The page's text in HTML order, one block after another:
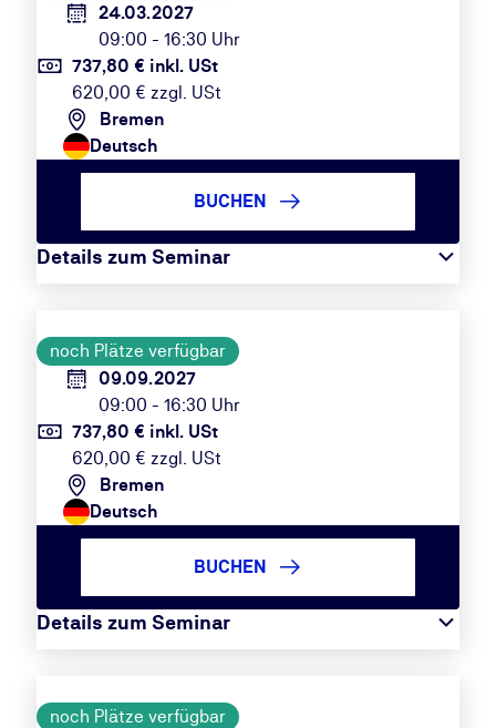
24.03.2027
09:00 - 16:30 Uhr
737,80 € inkl. USt
620,00 € zzgl. USt
Bremen
Deutsch
Details zum Seminar
BUCHEN
noch Plätze verfügbar
09.09.2027
09:00 - 16:30 Uhr
737,80 € inkl. USt
620,00 € zzgl. USt
Bremen
Deutsch
Details zum Seminar
BUCHEN
noch Plätze verfügbar